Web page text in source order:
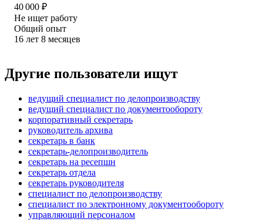
40 000 ₽
Не ищет работу
Общий опыт
16 лет 8 месяцев
Другие пользователи ищут
ведущий специалист по делопроизводству
ведущий специалист по документообороту
корпоративный секретарь
руководитель архива
секретарь в банк
секретарь-делопроизводитель
секретарь на ресепшн
секретарь отдела
секретарь руководителя
специалист по делопроизводству
специалист по электронному документообороту
управляющий персоналом